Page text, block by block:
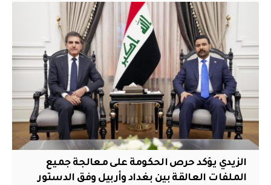
الزيدي يؤكد حرص الحكومة على معالجة جميع
الملفات العالقة بين بغداد وأربيل وفق الدستور